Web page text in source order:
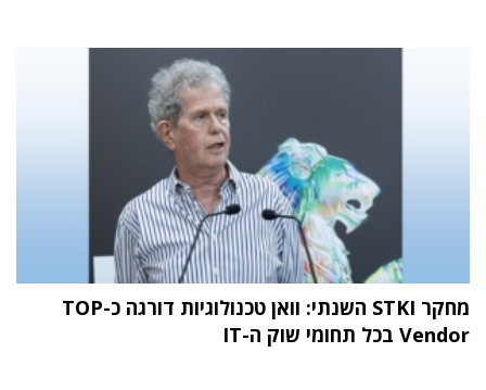
מחקר STKI השנתי: וואן טכנולוגיות דורגה כ-TOP
Vendor בכל תחומי שוק ה-IT